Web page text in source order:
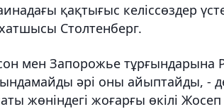
қақтығыс келіссөздер
Столтенберг.
мен Запорожье тұрғындарына
әрі оны айыптайды, -
жөніндегі жоғарғы өкілі